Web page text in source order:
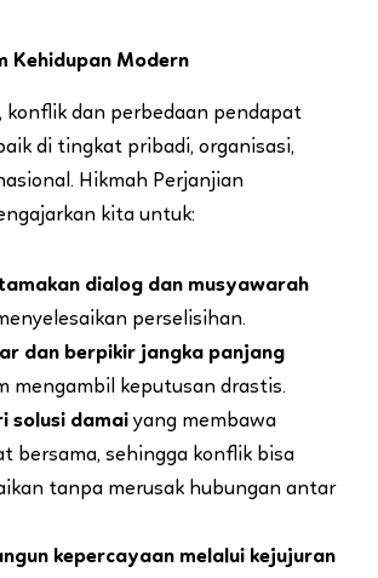
Kehidupan Modern
konflik dan perbedaan pendapat
di tingkat pribadi, organisasi,
Hikmah Perjanjian
kita untuk:
dialog dan musyawarah
perselisihan.
dan berpikir jangka panjang
mengambil keputusan drastis.
solusi damai yang membawa
bersama, sehingga konflik bisa
tanpa merusak hubungan antar
kepercayaan melalui kejujuran